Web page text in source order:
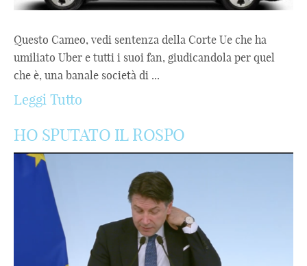
Questo Cameo, vedi sentenza della Corte Ue che ha
umiliato Uber e tutti i suoi fan, giudicandola per quel
che è, una banale società di ...
Leggi Tutto
HO SPUTATO IL ROSPO